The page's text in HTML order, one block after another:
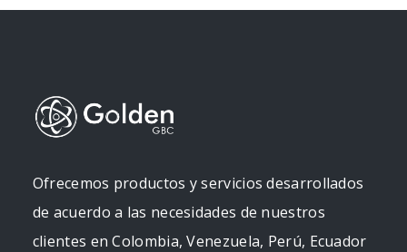
Ofrecemos productos y servicios desarrollados
de acuerdo a las necesidades de nuestros
clientes en Colombia, Venezuela, Perú, Ecuador